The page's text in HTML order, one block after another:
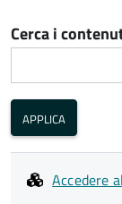
Cerca i
Accedere